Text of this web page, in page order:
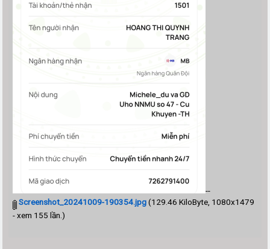
--
Screenshot_20241009-190354.jpg(129.46 KiloByte, 1080x1479
- xem 155 lần.)